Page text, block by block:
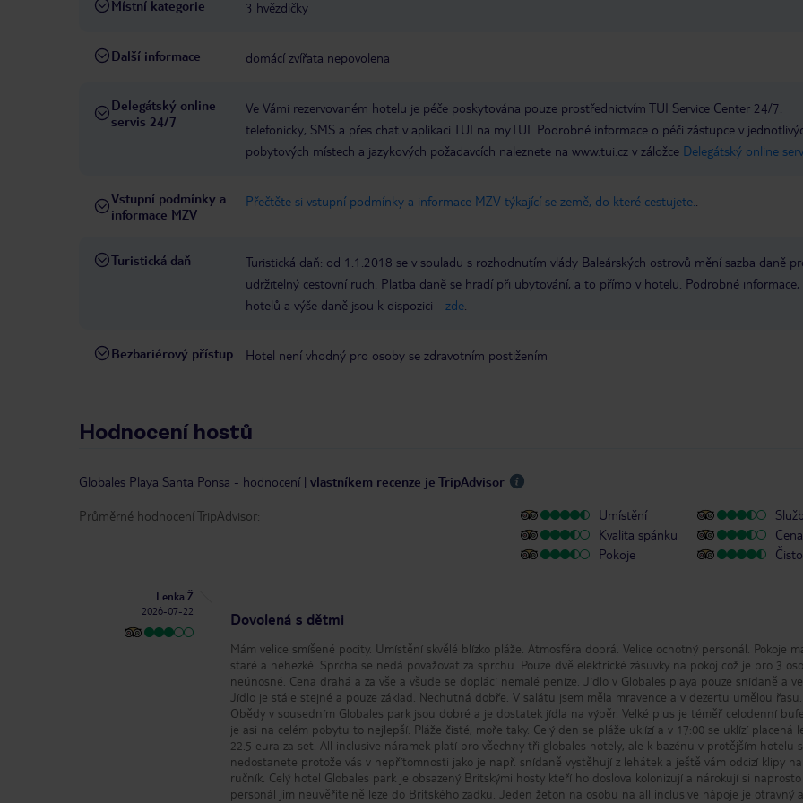
Místní kategorie 3 hvězdičky
Další informace domácí zvířata nepovolena
Delegátský online
servis 24/7
Ve Vámi rezervovaném hotelu je péče poskytována pouze prostřednictvím TUI Service Center 24/7:
telefonicky, SMS a přes chat v aplikaci TUI na myTUI. Podrobné informace o péči zástupce v
pobytových místech a jazykových požadavcích naleznete na www.tui.cz v záložce Delegátský online
Vstupní podmínky a
informace MZV
Přečtěte si vstupní podmínky a informace MZV týkající se země, do které cestujete.
Turistická daň
Turistická daň: od 1.1.2018 se v souladu s rozhodnutím vlády Baleárských ostrovů mění sazba daně
udržitelný cestovní ruch. Platba daně se hradí při ubytování, a to přímo v hotelu. Podrobné informace,
hotelů a výše daně jsou k dispozici - zde
Bezbariérový přístup Hotel není vhodný pro osoby se zdravotním postižením
Hodnocení hostů
Globales Playa Santa Ponsa - hodnocení | vlastníkem recenze je TripAdvisor
Průměrné hodnocení TripAdvisor:
Umístění
Kvalita spánku
Pokoje
Lenka Ž
2026-07-22
Dovolená s dětmi
Mám velice smíšené pocity. Umístění skvělé blízko pláže. Atmosféra dobrá. Velice ochotný personál. Pokoje
staré a nehezké. Sprcha se nedá považovat za sprchu. Pouze dvě elektrické zásuvky na pokoj což je pro 3
neúnosné. Cena drahá a za vše a všude se doplácí nemalé peníze. Jídlo v Globales playa pouze snídaně a
Jídlo je stále stejné a pouze základ. Nechutná dobře. V salátu jsem měla mravence a v dezertu umělou řasu.
Obědy v sousedním Globales park jsou dobré a je dostatek jídla na výběr. Velké plus je téměř celodenní
je asi na celém pobytu to nejlepší. Pláže čisté, moře taky. Celý den se pláže uklízí a v 17:00 se uklízí placená
22.5 eura za set. All inclusive náramek platí pro všechny tři globales hotely, ale k bazénu v protějším hotelu
nedostanete protože vás v nepřítomnosti jako je např. snídaně vystěhují z lehátek a ještě vám odcizí klipy na
ručník. Celý hotel Globales park je obsazený Britskými hosty kteří ho doslova kolonizují a nárokují si
personál jim neuvěřitelně leze do Britského zadku. Jeden žeton na osobu na all inclusive nápoje je otravný